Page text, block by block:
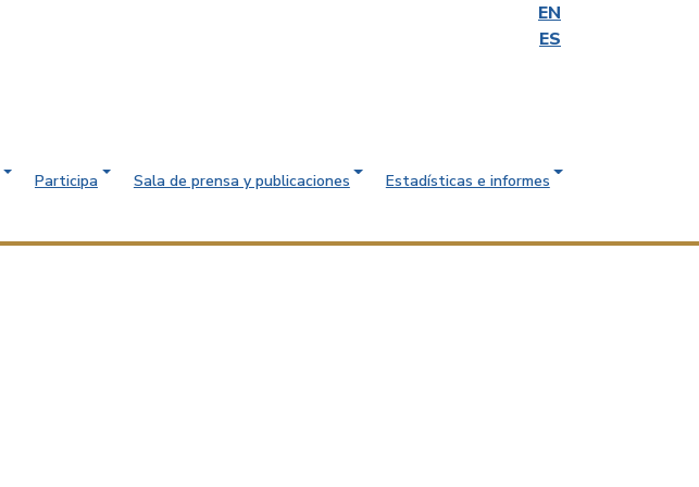
EN
ES
Participa Sala de prensa y publicaciones
Estadísticas e informes